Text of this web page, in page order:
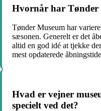
Hvornår har Tønder
Tønder Museum har
sæsonen. Generelt er det
altid en god idé at tjekke
mest opdaterede
Hvad er vejner
specielt ved det?